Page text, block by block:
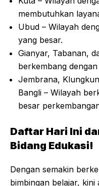
membutuhkan
Ubud – Wilayah
yang besar.
Gianyar, Tabanan,
berkembang
Jembrana,
Bangli – Wilayah
besar
Daftar Hari Ini
Bidang Edukasi!
Dengan semakin
bimbingan belajar,